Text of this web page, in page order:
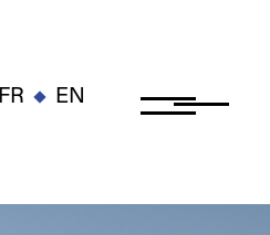
FR EN